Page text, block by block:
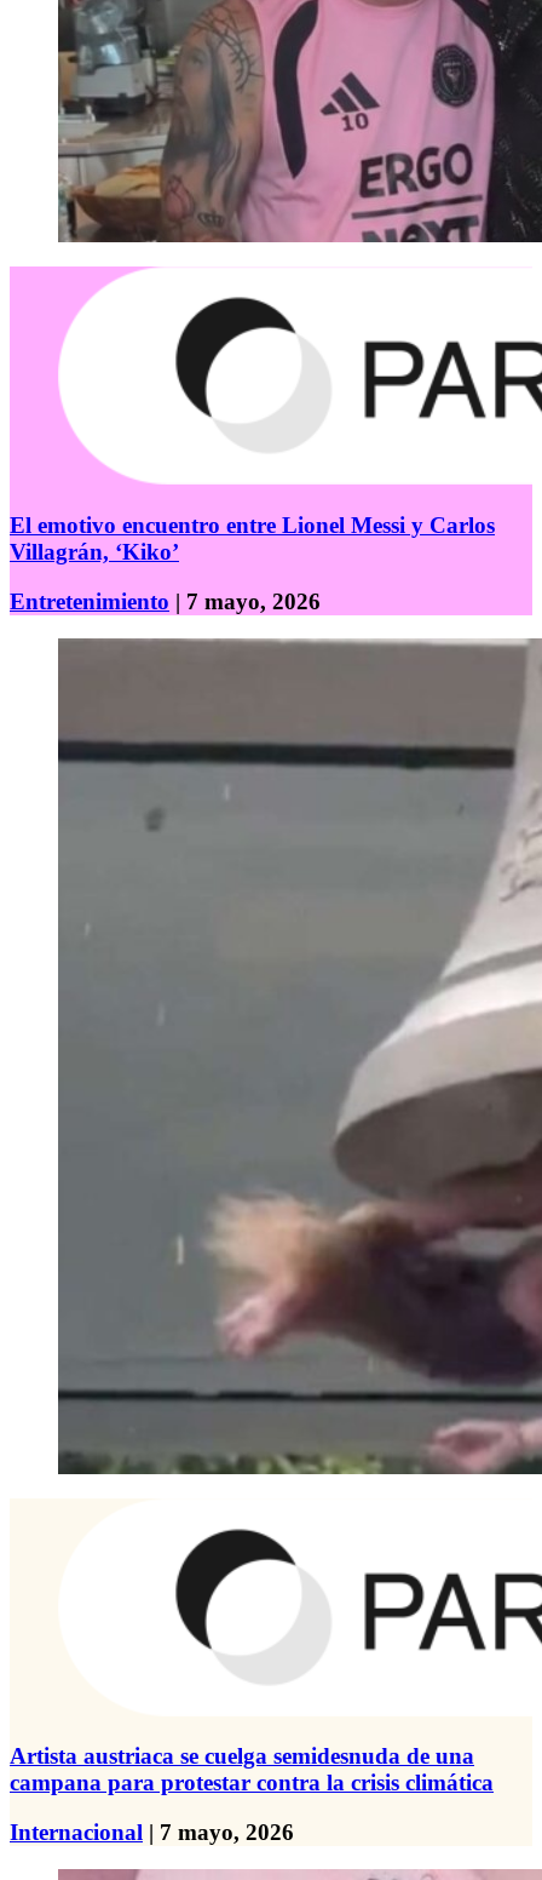
El emotivo encuentro entre Lionel Messi y Carlos
Villagrán, ‘Kiko’
Entretenimiento | 7 mayo, 2026
Artista austriaca se cuelga semidesnuda de una
campana para protestar contra la crisis climática
Internacional | 7 mayo, 2026